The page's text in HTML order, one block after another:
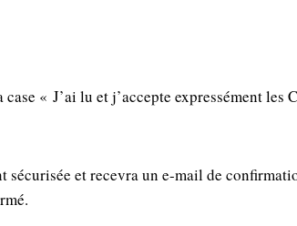
« J’ai lu et j’accepte expressément
et recevra un e-mail de